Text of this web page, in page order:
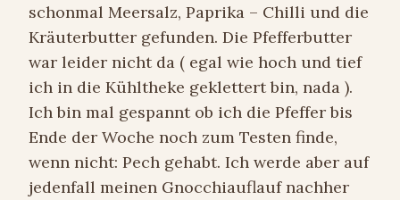
schonmal Meersalz, Paprika – Chilli und die
Kräuterbutter gefunden. Die Pfefferbutter
war leider nicht da ( egal wie hoch und tief
ich in die Kühltheke geklettert bin, nada ).
Ich bin mal gespannt ob ich die Pfeffer bis
Ende der Woche noch zum Testen finde,
wenn nicht: Pech gehabt. Ich werde aber auf
jedenfall meinen Gnocchiauflauf nachher